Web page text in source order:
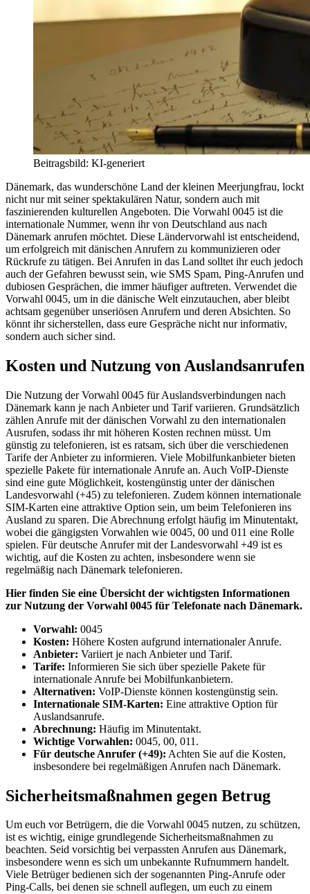
Beitragsbild: KI-generiert
Dänemark, das wunderschöne Land der kleinen Meerjungfrau, lockt
nicht nur mit seiner spektakulären Natur, sondern auch mit
faszinierenden kulturellen Angeboten. Die Vorwahl 0045 ist die
internationale Nummer, wenn ihr von Deutschland aus nach
Dänemark anrufen möchtet. Diese Ländervorwahl ist entscheidend,
um erfolgreich mit dänischen Anrufern zu kommunizieren oder
Rückrufe zu tätigen. Bei Anrufen in das Land solltet ihr euch jedoch
auch der Gefahren bewusst sein, wie SMS Spam, Ping-Anrufen und
dubiosen Gesprächen, die immer häufiger auftreten. Verwendet die
Vorwahl 0045, um in die dänische Welt einzutauchen, aber bleibt
achtsam gegenüber unseriösen Anrufern und deren Absichten. So
könnt ihr sicherstellen, dass eure Gespräche nicht nur informativ,
sondern auch sicher sind.
Kosten und Nutzung von Auslandsanrufen
Die Nutzung der Vorwahl 0045 für Auslandsverbindungen nach
Dänemark kann je nach Anbieter und Tarif variieren. Grundsätzlich
zählen Anrufe mit der dänischen Vorwahl zu den internationalen
Ausrufen, sodass ihr mit höheren Kosten rechnen müsst. Um
günstig zu telefonieren, ist es ratsam, sich über die verschiedenen
Tarife der Anbieter zu informieren. Viele Mobilfunkanbieter bieten
spezielle Pakete für internationale Anrufe an. Auch VoIP-Dienste
sind eine gute Möglichkeit, kostengünstig unter der dänischen
Landesvorwahl (+45) zu telefonieren. Zudem können internationale
SIM-Karten eine attraktive Option sein, um beim Telefonieren ins
Ausland zu sparen. Die Abrechnung erfolgt häufig im Minutentakt,
wobei die gängigsten Vorwahlen wie 0045, 00 und 011 eine Rolle
spielen. Für deutsche Anrufer mit der Landesvorwahl +49 ist es
wichtig, auf die Kosten zu achten, insbesondere wenn sie
regelmäßig nach Dänemark telefonieren.
Hier finden Sie eine Übersicht der wichtigsten Informationen
zur Nutzung der Vorwahl 0045 für Telefonate nach Dänemark.
Vorwahl: 0045
Kosten: Höhere Kosten aufgrund internationaler Anrufe.
Anbieter: Variiert je nach Anbieter und Tarif.
Tarife: Informieren Sie sich über spezielle Pakete für
internationale Anrufe bei Mobilfunkanbietern.
Alternativen: VoIP-Dienste können kostengünstig sein.
Internationale SIM-Karten: Eine attraktive Option für
Auslandsanrufe.
Abrechnung: Häufig im Minutentakt.
Wichtige Vorwahlen: 0045, 00, 011.
Für deutsche Anrufer (+49): Achten Sie auf die Kosten,
insbesondere bei regelmäßigen Anrufen nach Dänemark.
Sicherheitsmaßnahmen gegen Betrug
Um euch vor Betrügern, die die Vorwahl 0045 nutzen, zu schützen,
ist es wichtig, einige grundlegende Sicherheitsmaßnahmen zu
beachten. Seid vorsichtig bei verpassten Anrufen aus Dänemark,
insbesondere wenn es sich um unbekannte Rufnummern handelt.
Viele Betrüger bedienen sich der sogenannten Ping-Anrufe oder
Ping-Calls, bei denen sie schnell auflegen, um euch zu einem